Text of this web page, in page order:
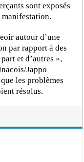
sont exposés
manifestation.
autour d’une
par rapport à des
et d’autres »,
Jappo
les problèmes
résolus.